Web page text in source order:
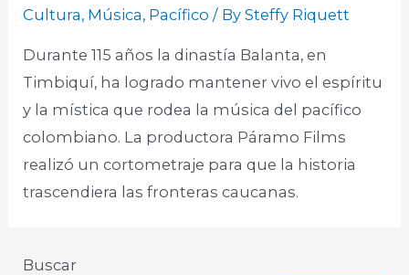
Cultura, Música, Pacífico / BySteffy Riquett
Durante 115 años la dinastía Balanta, en
Timbiquí, ha logrado mantener vivo el espíritu
y la mística que rodea la música del pacífico
colombiano. La productora Páramo Films
realizó un cortometraje para que la historia
trascendiera las fronteras caucanas.
Buscar